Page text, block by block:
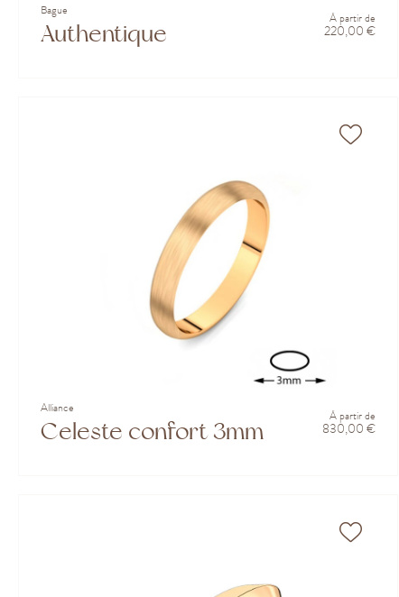
Bague
Authentique
À partir de
220,00 €
Alliance
Celeste confort 3mm
À partir de
830,00 €